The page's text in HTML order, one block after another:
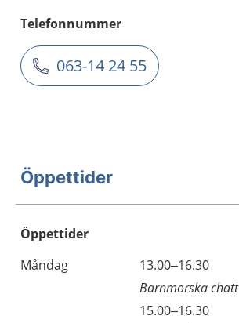
Telefonnummer
063-14 24 55
Öppettider
Öppettider
Dag
Öppettider
Kommentarer
Måndag
13.00–16.30
Barnmorska chatt
15.00–16.30